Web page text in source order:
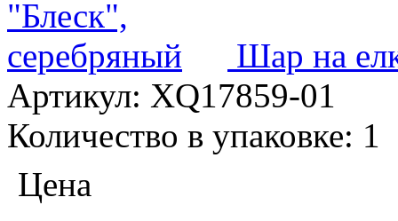
Шар на
Артикул: XQ17859-01
Количество в упаковке: 1
Цена